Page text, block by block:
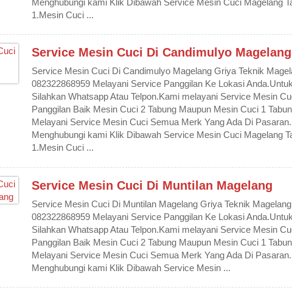
Menghubungi kami Klik Dibawah Service Mesin Cuci Magelang
1.Mesin Cuci ...
Service Mesin Cuci Di Candimulyo Magelang
Service Mesin Cuci Di Candimulyo Magelang Griya Teknik
082322868959 Melayani Service Panggilan Ke Lokasi
Silahkan Whatsapp Atau Telpon.Kami melayani Service Mesin
Panggilan Baik Mesin Cuci 2 Tabung Maupun Mesin Cuci 1
Melayani Service Mesin Cuci Semua Merk Yang Ada Di
Menghubungi kami Klik Dibawah Service Mesin Cuci Magelang
1.Mesin Cuci ...
Service Mesin Cuci Di Muntilan Magelang
Service Mesin Cuci Di Muntilan Magelang Griya Teknik Magelang
082322868959 Melayani Service Panggilan Ke Lokasi
Silahkan Whatsapp Atau Telpon.Kami melayani Service Mesin
Panggilan Baik Mesin Cuci 2 Tabung Maupun Mesin Cuci 1
Melayani Service Mesin Cuci Semua Merk Yang Ada Di
Menghubungi kami Klik Dibawah Service Mesin ...